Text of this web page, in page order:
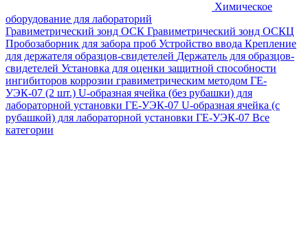
Химическое
оборудование для лабораторий
Гравиметрический зонд ОСК Гравиметрический зонд ОСКЦ
Пробозаборник для забора проб Устройство ввода Крепление
для держателя образцов-свидетелей Держатель для образцов-
свидетелей Установка для оценки защитной способности
ингибиторов коррозии гравиметрическим методом ГЕ-
УЭК-07 (2 шт.) U-образная ячейка (без рубашки) для
лабораторной установки ГЕ-УЭК-07 U-образная ячейка (с
рубашкой) для лабораторной установки ГЕ-УЭК-07 Все
категории